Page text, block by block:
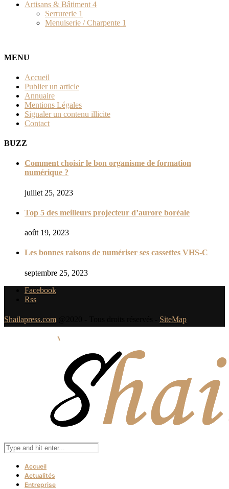
Artisans & Bâtiment 4
Serrurerie 1
Menuiserie / Charpente 1
MENU
Accueil
Publier un article
Annuaire
Mentions Légales
Signaler un contenu illicite
Contact
BUZZ
Comment choisir le bon organisme de formation
numérique ?
juillet 25, 2023
Top 5 des meilleurs projecteur d’aurore boréale
août 19, 2023
Les bonnes raisons de numériser ses cassettes VHS-C
septembre 25, 2023
Facebook
Rss
Shailapress.com SiteMap
Accueil
Actualités
Entreprise